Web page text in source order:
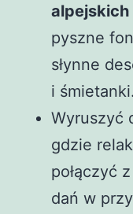
pyszne
słynne
i śmietanki.
Wyruszyć
gdzie
połączyć
dań w